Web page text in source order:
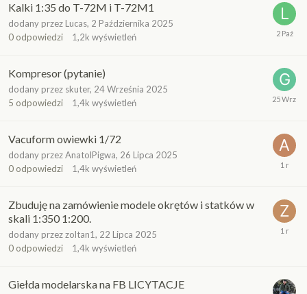
Kalki 1:35 do T-72M i T-72M1
dodany przez Lucas, 2 Października 2025
0 odpowiedzi 1,2k wyświetleń
Kompresor (pytanie)
dodany przez skuter, 24 Września 2025
5 odpowiedzi 1,4k wyświetleń
Vacuform owiewki 1/72
dodany przezAnatolPigwa, 26 Lipca 2025
0 odpowiedzi 1,4k wyświetleń
Zbuduję na zamówienie modele okrętów i statków w
skali 1:350 1:200.
dodany przezzoltan1, 22 Lipca 2025
0 odpowiedzi 1,4k wyświetleń
Giełda modelarska na FB LICYTACJE